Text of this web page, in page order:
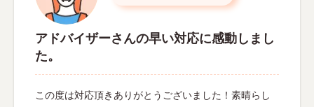
アドバイザーさんの早い対応に感動しまし
た。
この度は対応頂きありがとうございました！素晴らし